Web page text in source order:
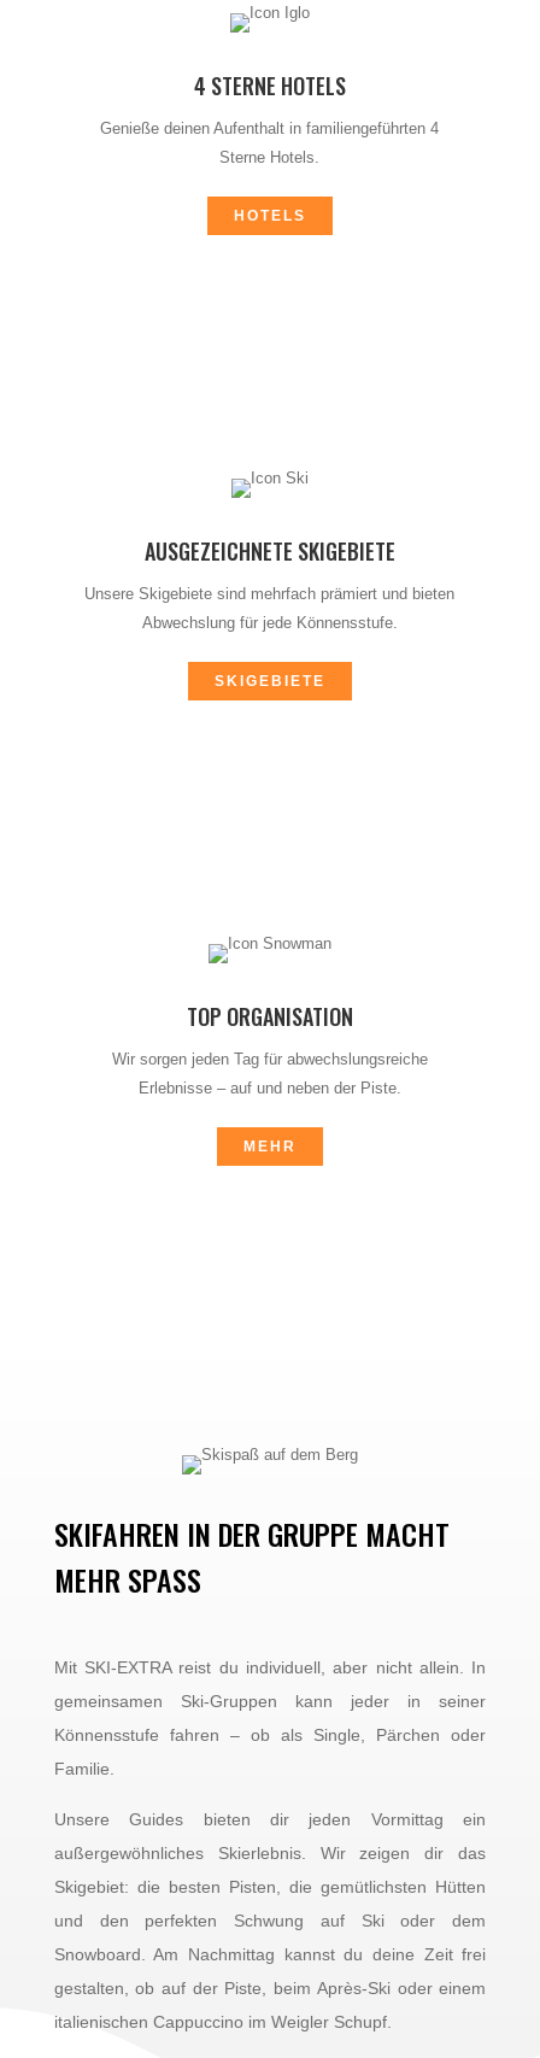
4 STERNE HOTELS
Genieße deinen Aufenthalt in familiengeführten 4
Sterne Hotels.
HOTELS
AUSGEZEICHNETE SKIGEBIETE
Unsere Skigebiete sind mehrfach prämiert und bieten
Abwechslung für jede Könnensstufe.
SKIGEBIETE
TOP ORGANISATION
Wir sorgen jeden Tag für abwechslungsreiche
Erlebnisse – auf und neben der Piste.
MEHR
SKIFAHREN IN DER GRUPPE MACHT
MEHR SPASS
Mit SKI-EXTRA reist du individuell, aber nicht allein. In
gemeinsamen Ski-Gruppen kann jeder in seiner
Könnensstufe fahren – ob als Single, Pärchen oder
Familie.
Unsere Guides bieten dir jeden Vormittag ein
außergewöhnliches Skierlebnis. Wir zeigen dir das
Skigebiet: die besten Pisten, die gemütlichsten Hütten
und den perfekten Schwung auf Ski oder dem
Snowboard. Am Nachmittag kannst du deine Zeit frei
gestalten, ob auf der Piste, beim Après-Ski oder einem
italienischen Cappuccino im Weigler Schupf.